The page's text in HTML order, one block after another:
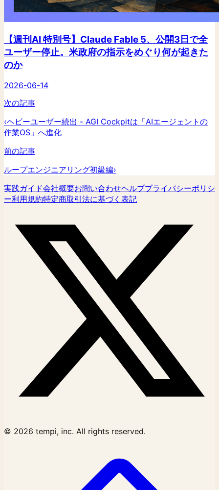
【週刊AI 特別号】Claude Fable 5、公開3日で全
ユーザー停止。米政府の指示をめぐり何が起きた
のか
2026-06-14
次の記事
‹ヘビーユーザー続出 - AGI Cockpitは「AIエージェントの
作業OS」へ進化
前の記事
ループエンジニアリング初級編›
実践ガイド会社概要お問い合わせヘルププライバシーポリシ
ー利用規約特定商取引法に基づく表記
© 2026 tempi, inc. All rights reserved.